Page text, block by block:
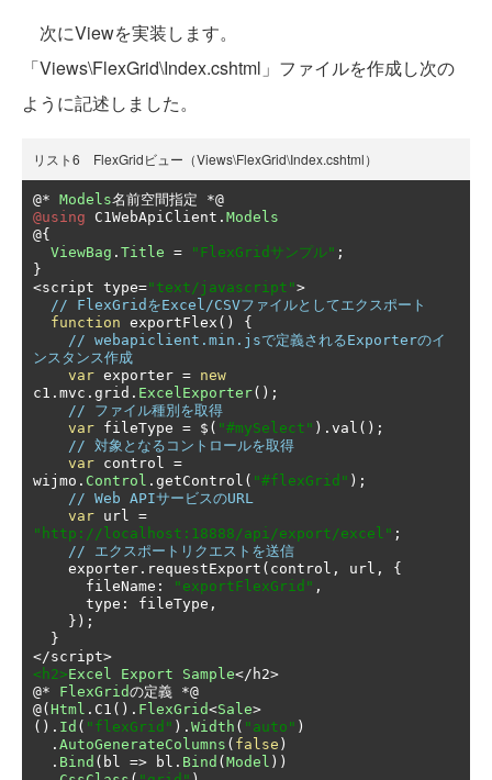
次にViewを実装します。
「Views\FlexGrid\Index.cshtml」ファイルを作成し次の
ように記述しました。
リスト6 FlexGridビュー（Views\FlexGrid\Index.cshtml）
@* Models名前空間指定
*@
@using C1WebApiClient . Models
@{
ViewBag . Title = "FlexGridサンプル" ;
}
<script type="text/javascript">
// FlexGridをExcel/CSVファイルとしてエクスポート
function exportFlex ()
{
// webapiclient.min.jsで定義されるExporterのイ
ンスタンス作成
var exporter = new
c1 . mvc . grid . ExcelExporter();
// ファイル種別を取得
var fileType = $ ( "#mySelect" ). val ();
// 対象となるコントロールを取得
var control =
wijmo . Control . getControl ( "#flexGrid" );
// Web APIサービスのURL
var url =
"http://localhost:18888/api/export/excel" ;
// エクスポートリクエストを送信
    exporter
. requestExport ( control , url ,
{
      fileName
: "exportFlexGrid" ,
      type
: fileType ,
});
}
</script>
<h2>Excel Export Sample</ h2>
@*
FlexGridの定義 *@
@( Html . C1 (). FlexGrid<Sale>
(). Id ( "flexGrid" ). Width ( "auto" )
. AutoGenerateColumns ( false )
. Bind ( bl => bl . Bind ( Model ))